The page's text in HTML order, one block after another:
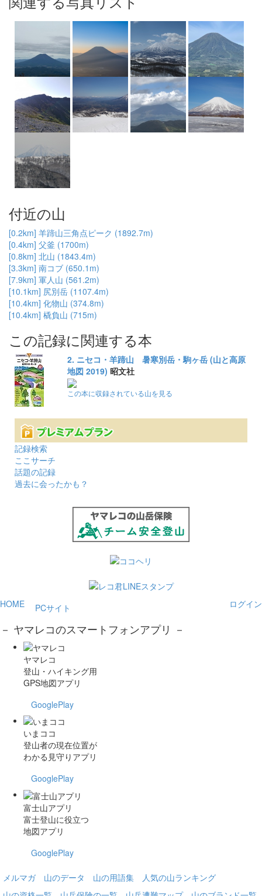
付近の山
[0.2km] 羊蹄山三角点ピーク (1892.7m)
[0.4km] 父釜 (1700m)
[0.8km] 北山 (1843.4m)
[3.3km] 南コブ (650.1m)
[7.9km] 軍人山 (561.2m)
[10.1km] 尻別岳 (1107.4m)
[10.4km] 化物山 (374.8m)
[10.4km] 橇負山 (715m)
この記録に関連する本
2. ニセコ・羊蹄山 暑寒別岳・駒ヶ岳 (山と高原
地図 2019) 昭文社
この本に収録されている山を見る
記録検索
ここサーチ
話題の記録
過去に会ったかも？
HOME ログイン
PCサイト
－ ヤマレコのスマートフォンアプリ －
ヤマレコ
登山・ハイキング用
GPS地図アプリ
GooglePlay
いまココ
登山者の現在位置が
わかる見守りアプリ
GooglePlay
富士山アプリ
富士登山に役立つ
地図アプリ
GooglePlay
メルマガ 山のデータ 山の用語集
人気の山ランキング